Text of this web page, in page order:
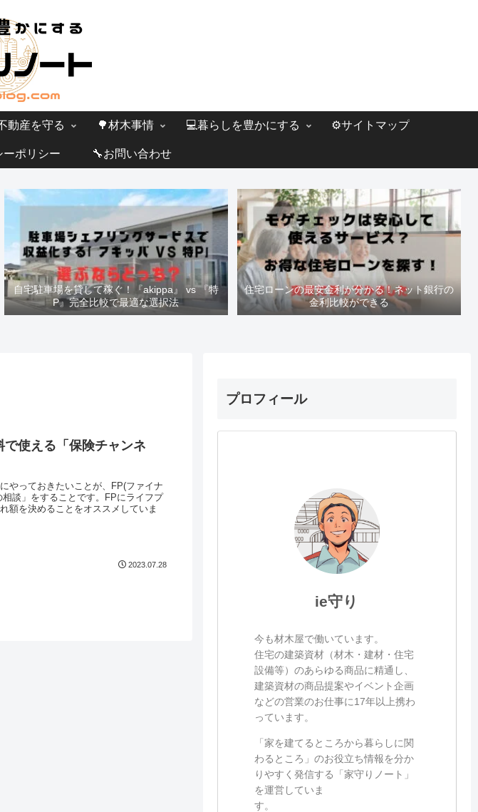
動産を守る 🌳材木事情 💻暮らしを豊かにする ⚙️サイトマップ
ーポリシー 🔧お問い合わせ
自宅駐車場を貸して稼ぐ！『akippa』 vs 『特
P』完全比較で最適な選択法
住宅ローンの最安金利が分かる！ネット銀行の
金利比較ができる
使える「保険チャンネ
やっておきたいことが、FP(ファイナ
談」をすることです。FPにライフプ
額を決めることをオススメしていま
2023.07.28
プロフィール
ie守り
今も材木屋で働いています。
住宅の建築資材（材木・建材・住宅
設備等）のあらゆる商品に精通し、
建築資材の商品提案やイベント企画
などの営業のお仕事に17年以上携わ
っています。
「家を建てるところから暮らしに関
わるところ」のお役立ち情報を分か
りやすく発信する「家守りノート」
を運営していま
す。